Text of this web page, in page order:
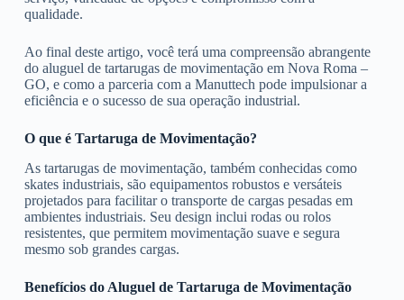
qualidade.
Ao final deste artigo, você terá uma compreensão abrangente
do aluguel de tartarugas de movimentação em Nova Roma –
GO, e como a parceria com a Manuttech pode impulsionar a
eficiência e o sucesso de sua operação industrial.
O que é Tartaruga de Movimentação?
As tartarugas de movimentação, também conhecidas como
skates industriais, são equipamentos robustos e versáteis
projetados para facilitar o transporte de cargas pesadas em
ambientes industriais. Seu design inclui rodas ou rolos
resistentes, que permitem movimentação suave e segura
mesmo sob grandes cargas.
Benefícios do Aluguel de Tartaruga de Movimentação